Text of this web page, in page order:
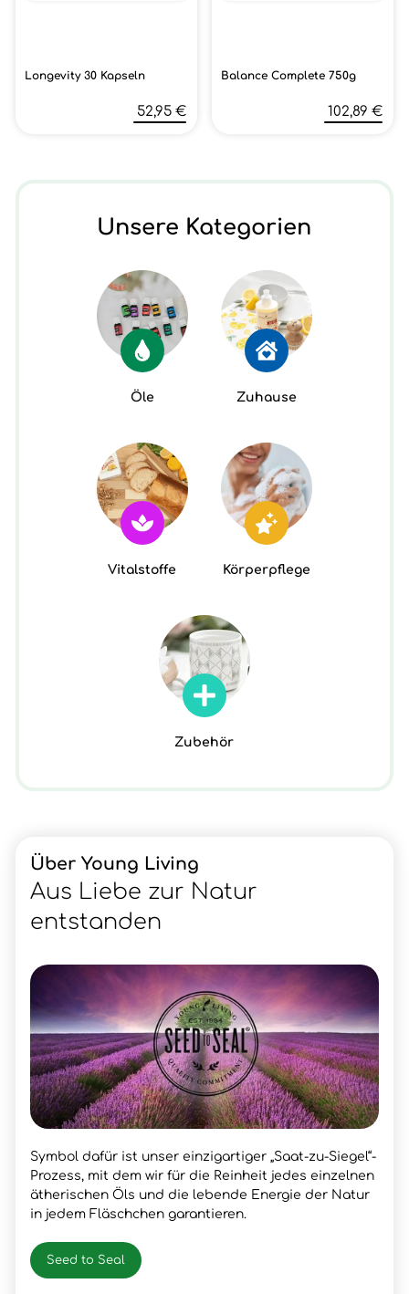
Longevity 30 Kapseln
52,95 €
Balance Complete 750g
102,89 €
Unsere Kategorien
Öle Zuhause
Vitalstoffe Körperpflege
Zubehör
Über Young Living
Aus Liebe zur Natur
entstanden
Symbol dafür ist unser einzigartiger „Saat-zu-Siegel“-
Prozess, mit dem wir für die Reinheit jedes einzelnen
ätherischen Öls und die lebende Energie der Natur
in jedem Fläschchen garantieren.
Seed to Seal